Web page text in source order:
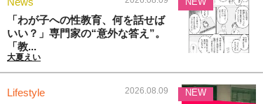
「わが子への性教育、何を話せば
いい？」専門家の“意外な答え”。
「教...
大夏えい
Lifestyle 2026.08.09 NEW